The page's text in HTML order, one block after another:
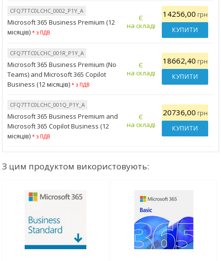
CFQ7TTC0LCHC_0002_P1Y_A
Microsoft 365 Business Premium (12
місяців)* з ПДВ
Є
на складі
14256,00 грн
КУПИТИ
CFQ7TTC0LCHC_001R_P1Y_A
Microsoft 365 Business Premium (No
Teams) and Microsoft 365 Copilot
Business (12 місяців)* з ПДВ
Є
на складі
18662,40 грн
КУПИТИ
CFQ7TTC0LCHC_001Q_P1Y_A
Microsoft 365 Business Premium and
Microsoft 365 Copilot Business (12
місяців)* з ПДВ
Є
на складі
20736,00 грн
КУПИТИ
З цим продуктом використовують: